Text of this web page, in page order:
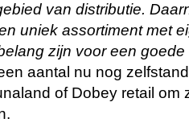
van distributie.
uniek assortiment met
zijn voor een goede
aantal nu nog
of Dobey retail om